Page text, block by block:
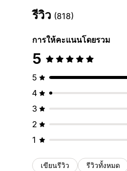
รีวิว (818)
การให้คะแนนโดยรวม
5
5
4
3
2
1
เขียนรีวิว รีวิวทั้งหมด